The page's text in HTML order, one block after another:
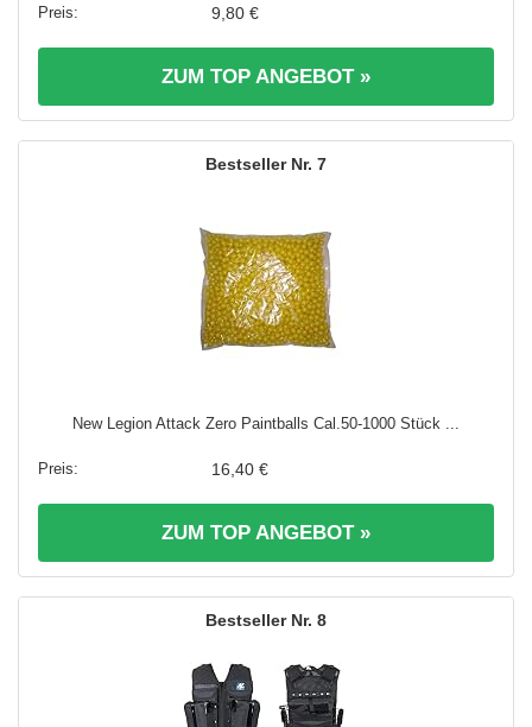
9,80 €
ZUM TOP ANGEBOT »
7
New Legion Attack Zero Paintballs Cal.50-1000 Stück ...
16,40 €
ZUM TOP ANGEBOT »
8